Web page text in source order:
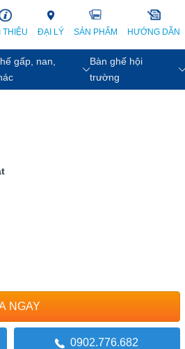
THIỆU ĐẠI LÝ SẢN PHẨM HƯỚNG DẪN
gấp, nan,
Bàn ghế hội
trường
0902.776.682